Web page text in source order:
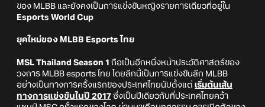
ของ MLBB และยังคงเป็นการแข่งขันหญิงรายการเดียวที่อยู่ใน
Esports World Cup
ยุคใหม่ของ MLBB Esports ไทย
MSL Thailand Season 1 ถือเป็นอีกหนึ่งหน้าประวัติศาสตร์ของ
วงการ MLBB esports ไทย โดยลีกนี้เป็นการแข่งขันลีก MLBB
อย่างเป็นทางการครั้งแรกของประเทศไทยนับตั้งแต่ เริ่มต้นเส้น
ทางการแข่งขันในปี 2017 ซึ่งเป็นปีเดียวกับที่ประเทศไทยคว้า